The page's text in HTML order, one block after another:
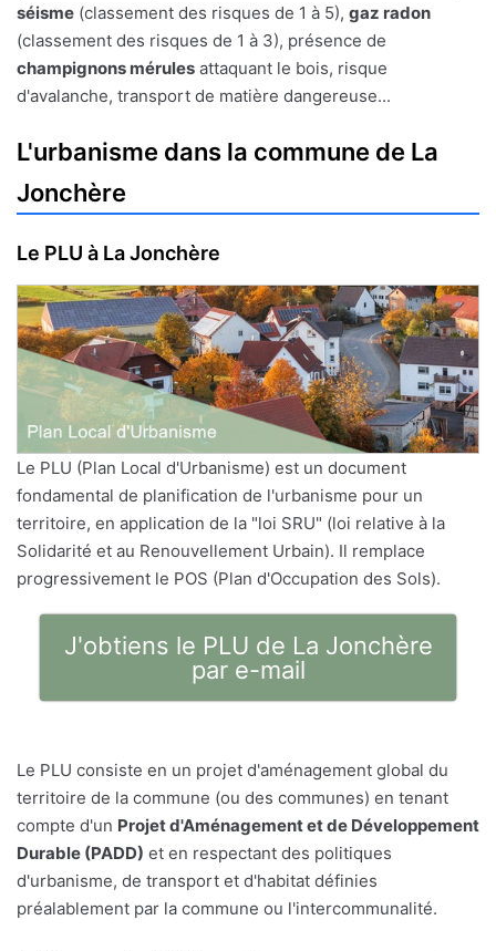
séisme (classement des risques de 1 à 5), gaz radon
(classement des risques de 1 à 3), présence de
champignons mérules attaquant le bois, risque
d'avalanche, transport de matière dangereuse...
L'urbanisme dans la commune de La
Jonchère
Le PLU à La Jonchère
Le PLU (Plan Local d'Urbanisme) est un document
fondamental de planification de l'urbanisme pour un
territoire, en application de la "loi SRU" (loi relative à la
Solidarité et au Renouvellement Urbain). Il remplace
progressivement le POS (Plan d'Occupation des Sols).
J'obtiens le PLU de La Jonchère
par e-mail
Le PLU consiste en un projet d'aménagement global du
territoire de la commune (ou des communes) en tenant
compte d'un Projet d'Aménagement et de Développement
Durable (PADD) et en respectant des politiques
d'urbanisme, de transport et d'habitat définies
préalablement par la commune ou l'intercommunalité.